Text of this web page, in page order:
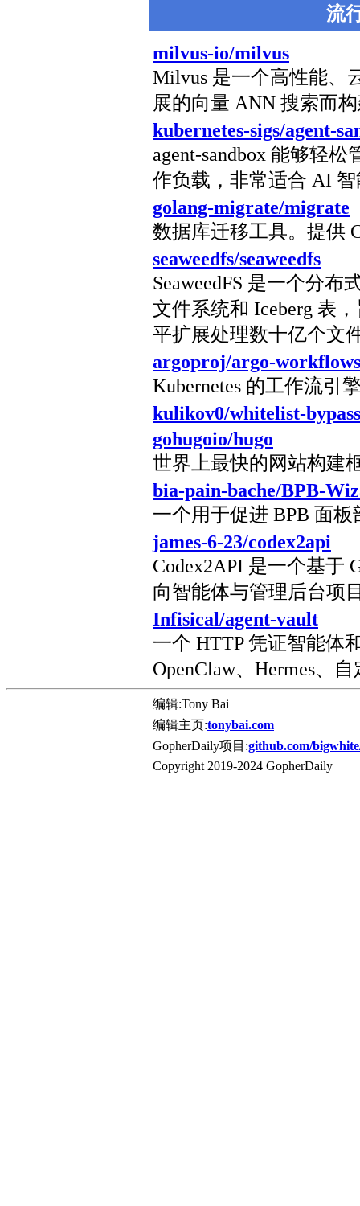
流
milvus-io/milvus
Milvus 是一个高性能、
展的向量 ANN 搜索而
kubernetes-sigs/agent-
agent-sandbox 能够轻
作负载，非常适合 AI
golang-migrate/migrate
数据库迁移工具。提供
seaweedfs/seaweedfs
SeaweedFS 是一个分
文件系统和 Iceberg 表
平扩展处理数十亿个文
argoproj/argo-workflows
Kubernetes 的工作流引
kulikov0/whitelist-bypass
gohugoio/hugo
世界上最快的网站构建
bia-pain-bache/BPB-
一个用于促进 BPB 面
james-6-23/codex2api
Codex2API 是一个基于
向智能体与管理后台项
Infisical/agent-vault
一个 HTTP 凭证智能体
OpenClaw、Hermes、
编辑:Tony Bai
编辑主页:tonybai.com
GopherDaily项目:github.com/
Copyright 2019-2024 GopherDaily